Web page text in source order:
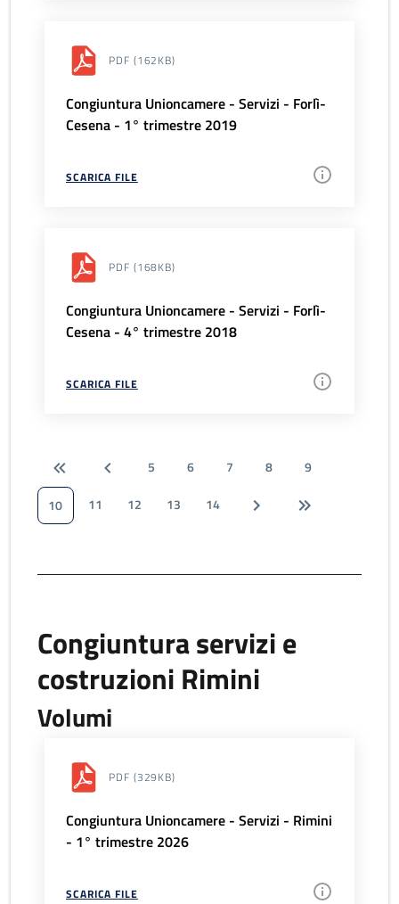
PDF (162KB)
Congiuntura Unioncamere - Servizi - Forlì-
Cesena - 1° trimestre 2019
SCARICA FILE
PDF (168KB)
Congiuntura Unioncamere - Servizi - Forlì-
Cesena - 4° trimestre 2018
SCARICA FILE
5 6 7 8
9
10
11 12 13 14
Congiuntura servizi e
costruzioni Rimini
Volumi
PDF (329KB)
Congiuntura Unioncamere - Servizi - Rimini
- 1° trimestre 2026
SCARICA FILE